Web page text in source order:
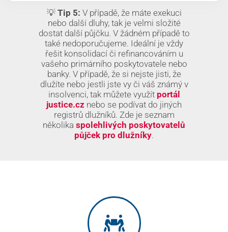
💡Tip 5: V případě, že máte exekuci
nebo další dluhy, tak je velmi složité
dostat další půjčku. V žádném případě to
také nedoporučujeme. Ideální je vždy
řešit konsolidací či refinancováním u
vašeho primárního poskytovatele nebo
banky. V případě, že si nejste jisti, že
dlužíte nebo jestli jste vy či váš známý v
insolvenci, tak můžete využít portál
justice.cz nebo se podívat do jiných
registrů dlužníků. Zde je seznam
několika spolehlivých poskytovatelů
půjček pro dlužníky.